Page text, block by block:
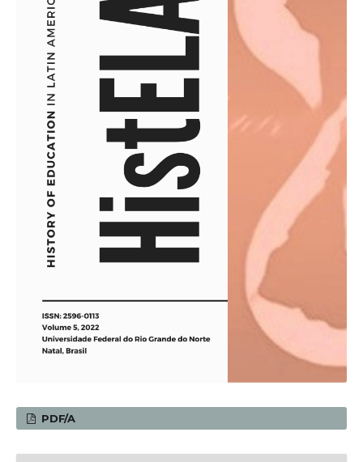
PDF/A